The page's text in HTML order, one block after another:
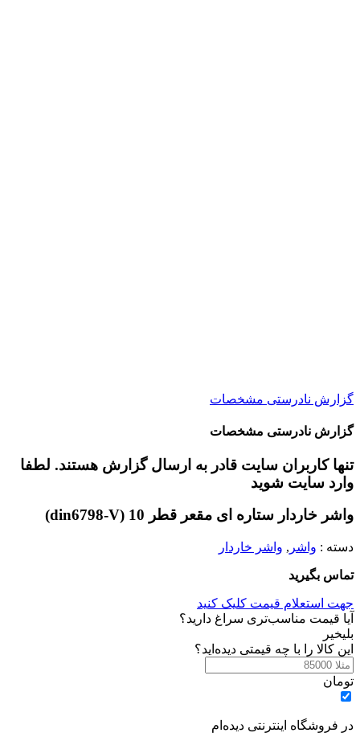
گزارش نادرستی مشخصات
گزارش نادرستی مشخصات
تنها کاربران سایت قادر به ارسال گزارش هستند. لطفا
وارد سایت شوید
واشر خاردار ستاره ای مقعر قطر 10 (din6798-V)
دسته : واشر , واشر خاردار
تماس بگیرید
جهت استعلام قیمت کلیک کنید
آیا قیمت مناسب‌تری سراغ دارید؟
بلیخیر
این کالا را با چه قیمتی دیده‌اید؟
تومان
در فروشگاه اینترنتی دیده‌ام